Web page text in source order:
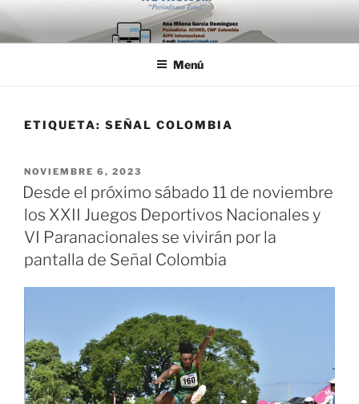
Saltar
al
contenido
Menú
ETIQUETA: SEÑAL COLOMBIA
PUBLICADO
EL
NOVIEMBRE 6, 2023
Desde el próximo sábado 11 de noviembre
los XXII Juegos Deportivos Nacionales y
VI Paranacionales se vivirán por la
pantalla de Señal Colombia